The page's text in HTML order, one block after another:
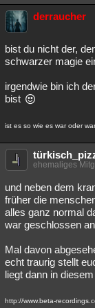
derraucher
bist du nicht der,
schwarzer magie
irgendwie bin ich
bist
ist es so wie es war oder
ehemaliges
und neben dem
früher die
alles ganz normal
war geschlossen
Mal davon
echt traurig stellt
liegt dann in
http://www.beta-